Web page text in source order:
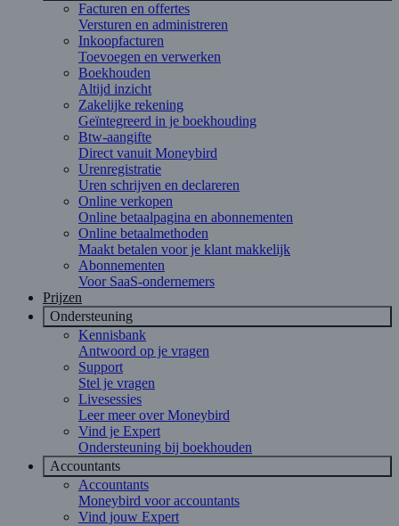
Facturen en offertes
Versturen en administreren
Inkoopfacturen
Toevoegen en verwerken
Boekhouden
Altijd inzicht
Zakelijke rekening
Geïntegreerd in je boekhouding
Btw-aangifte
Direct vanuit Moneybird
Urenregistratie
Uren schrijven en declareren
Online verkopen
Online betaalpagina en abonnementen
Online betaalmethoden
Maakt betalen voor je klant makkelijk
Abonnementen
Voor SaaS-ondernemers
Prijzen
Ondersteuning
Kennisbank
Antwoord op je vragen
Support
Stel je vragen
Livesessies
Leer meer over Moneybird
Vind je Expert
Ondersteuning bij boekhouden
Accountants
Accountants
Moneybird voor accountants
Vind jouw Expert